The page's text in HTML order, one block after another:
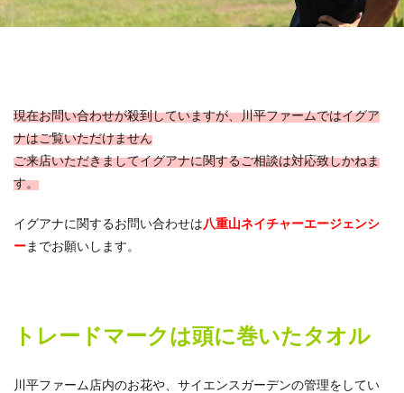
現在お問い合わせが殺到していますが、川平ファームではイグア
ナはご覧いただけません
ご来店いただきましてイグアナに関するご相談は対応致しかねま
す。
イグアナに関するお問い合わせは八重山ネイチャーエージェンシ
ーまでお願いします。
トレードマークは頭に巻いたタオル
川平ファーム店内のお花や、サイエンスガーデンの管理をしてい